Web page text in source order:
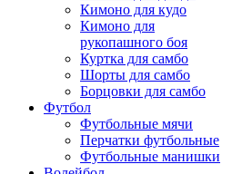
Кимоно для кудо
Кимоно для
рукопашного боя
Куртка для самбо
Шорты для самбо
Борцовки для самбо
Футбол
Футбольные мячи
Перчатки футбольные
Футбольные манишки